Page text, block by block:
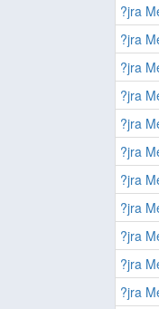
?jra
?jra
?jra
?jra
?jra
?jra
?jra
?jra
?jra
?jra
?jra